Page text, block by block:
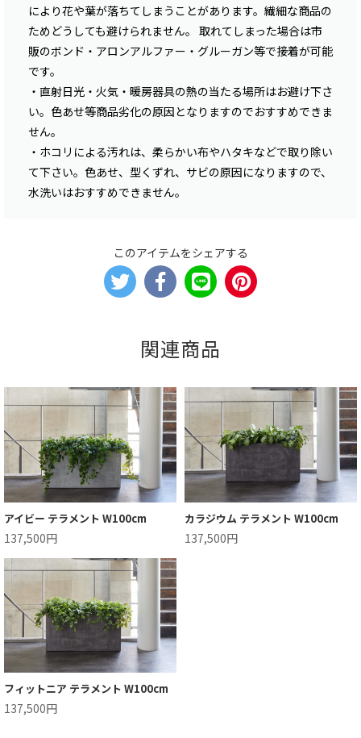
により花や葉が落ちてしまうことがあります。繊細な商品の
ためどうしても避けられません。 取れてしまった場合は市
販のボンド・アロンアルファー・グルーガン等で接着が可能
です。
・直射日光・火気・暖房器具の熱の当たる場所はお避け下さ
い。色あせ等商品劣化の原因となりますのでおすすめできま
せん。
・ホコリによる汚れは、柔らかい布やハタキなどで取り除い
て下さい。色あせ、型くずれ、サビの原因になりますので、
水洗いはおすすめできません。
このアイテムをシェアする
関連商品
アイビー テラメント W100cm
137,500円
カラジウム テラメント W100cm
137,500円
フィットニア テラメント W100cm
137,500円